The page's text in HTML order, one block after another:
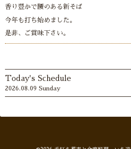
香り豊かで腰のある新そば
今年も打ち始めました。
是非、ご賞味下さい。
Today's Schedule
2026.08.09 Sunday